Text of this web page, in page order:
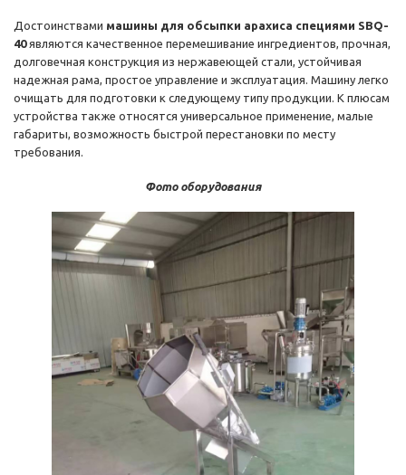
Достоинствами машины для обсыпки арахиса специями SBQ-
40являются качественное перемешивание ингредиентов, прочная,
долговечная конструкция из нержавеющей стали, устойчивая
надежная рама, простое управление и эксплуатация. Машину легко
очищать для подготовки к следующему типу продукции. К плюсам
устройства также относятся универсальное применение, малые
габариты, возможность быстрой перестановки по месту
требования.
Фото оборудования